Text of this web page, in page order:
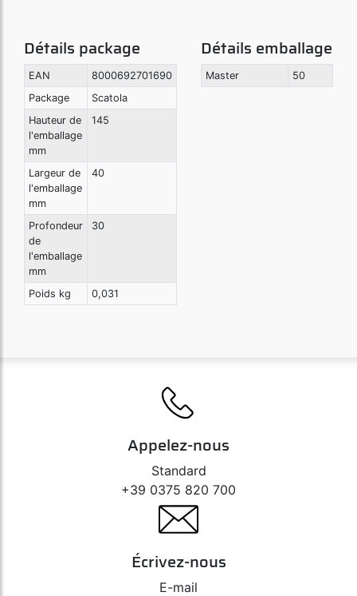
Détails package
EAN
8000692701690
Package
Scatola
Hauteur de
l'emballage
mm
145
Largeur de
l'emballage
mm
40
Profondeur
de
l'emballage
mm
30
Poids kg 0,031
Détails emballage
Master 50
Appelez-nous
Standard
+39 0375 820 700
Écrivez-nous
E-mail